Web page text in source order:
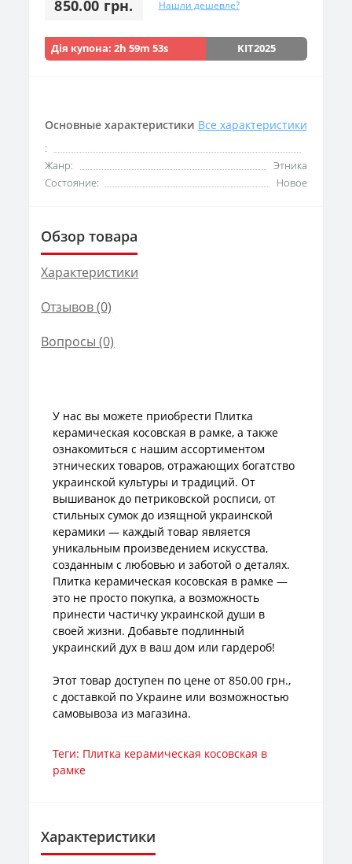
850.00 грн. Нашли дешевле?
Дія купона:2h 59m 52s KIT2025
Основные характеристики Все характеристики
:
Жанр:
Этника
Состояние:
Новое
Обзор товара
Характеристики
Отзывов (0)
Вопросы (0)
У нас вы можете приобрести Плитка
керамическая косовская в рамке, а также
ознакомиться с нашим ассортиментом
этнических товаров, отражающих богатство
украинской культуры и традиций. От
вышиванок до петриковской росписи, от
стильных сумок до изящной украинской
керамики — каждый товар является
уникальным произведением искусства,
созданным с любовью и заботой о деталях.
Плитка керамическая косовская в рамке —
это не просто покупка, а возможность
принести частичку украинской души в
своей жизни. Добавьте подлинный
украинский дух в ваш дом или гардероб!
Этот товар доступен по цене от 850.00 грн.,
с доставкой по Украине или возможностью
самовывоза из магазина.
Теги: Плитка керамическая косовская в
рамке
Характеристики